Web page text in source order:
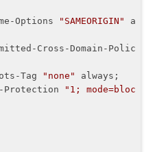
Options "SAMEORIGIN"
a
Cross-Domain-Polic
Tag "none"
always;
Protection
"1; mode=bloc